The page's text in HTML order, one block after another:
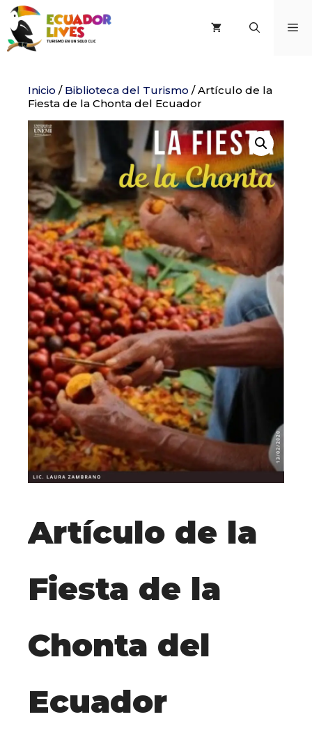
Saltar
contenido
Inicio / Biblioteca del Turismo / Artículo de la
Fiesta de la Chonta del Ecuador
Artículo de la
Fiesta de la
Chonta del
Ecuador